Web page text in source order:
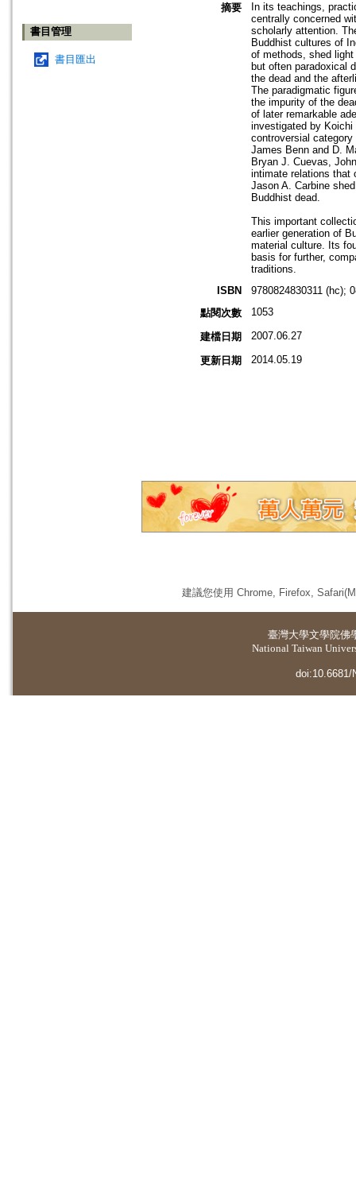
書目管理
書目匯出
摘要
In its teachings,
centrally concerned
scholarly attention.
Buddhist cultures of
of methods, shed
but often paradoxical
the dead and the
The paradigmatic
the impurity of the
of later remarkable
investigated by Koichi
controversial
James Benn and D.
Bryan J. Cuevas,
intimate relations that
Jason A. Carbine
Buddhist dead.
This important
earlier generation of
material culture. Its
basis for further,
traditions.
ISBN
9780824830311 (hc);
點閱次數
1053
建檔日期 2007.06.27
更新日期 2014.05.19
建議您使用 Chrome, Firefox,
臺灣大學文學院佛
National Taiwan
doi:10.6681/